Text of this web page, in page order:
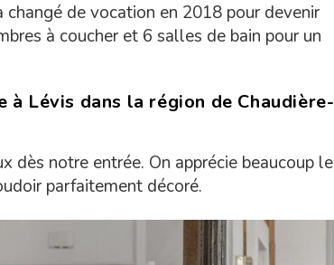
de vocation en 2018 pour devenir
à coucher et 6 salles de bain pour un
à Lévis dans la région de Chaudière-
dès notre entrée. On apprécie beaucoup le
parfaitement décoré.